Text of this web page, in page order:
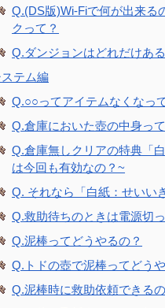
Q.(DS版)Wi-Fiで何が出来る
クって？
Q.ダンジョンはどれだけあ
ステム編
Q.○○ってアイテムなくなっ
Q.倉庫においた壺の中身っ
Q.倉庫無しクリアの特典「
は今回も有効なの？~
Q. それなら「白紙：せいい
Q.救助待ちのときは電源切
Q.泥棒ってどうやるの？
Q.トドの壺で泥棒ってどう
Q.泥棒時に救助依頼できる